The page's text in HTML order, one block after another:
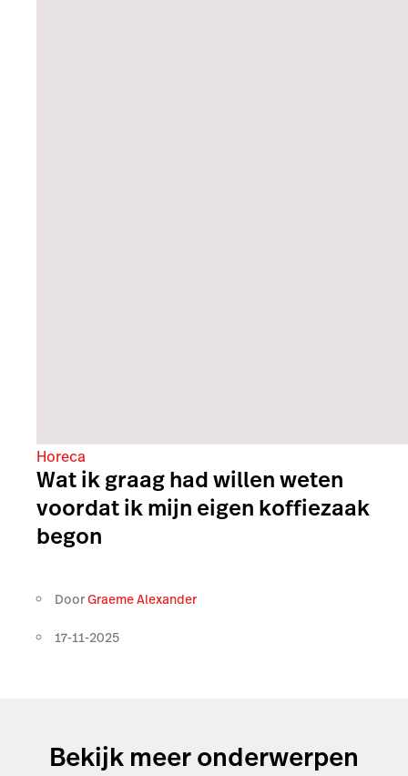
Horeca
Wat ik graag had willen weten
voordat ik mijn eigen koffiezaak
begon
DoorGraeme Alexander
17-11-2025
Bekijk meer onderwerpen